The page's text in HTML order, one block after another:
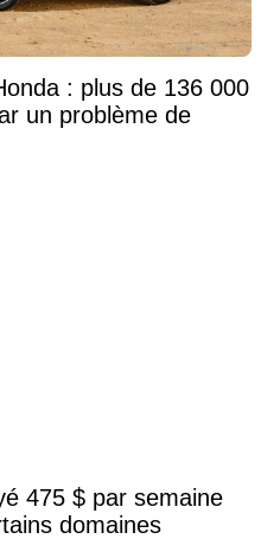
: plus de 136 000
un problème de
475 $ par semaine
domaines